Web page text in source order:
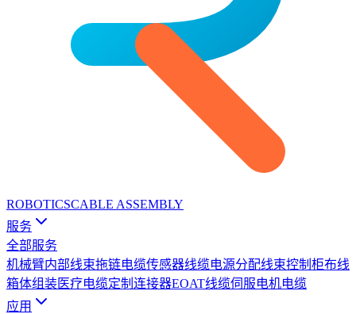
ROBOTICSCABLE ASSEMBLY
服务
全部服务
机械臂内部线束拖链电缆传感器线缆电源分配线束控制柜布线
箱体组装医疗电缆定制连接器EOAT线缆伺服电机电缆
应用